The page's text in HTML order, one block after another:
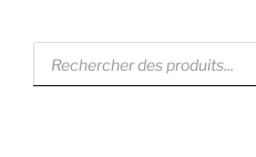
Recherche
produits